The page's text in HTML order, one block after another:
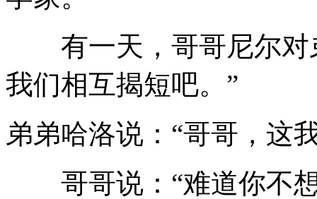
有一天，哥哥尼尔对
我们相互揭短吧。”
弟弟哈洛说：“哥哥，这
哥哥说：“难道你不想